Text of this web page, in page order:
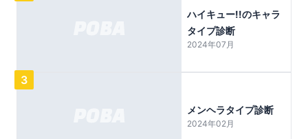
ハイキュー!!のキャラ
タイプ診断
2024年07月
3
メンヘラタイプ診断
2024年02月